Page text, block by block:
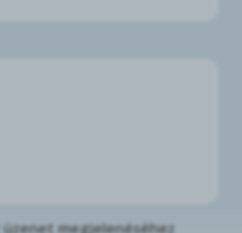
üzenet megjelenéséhez